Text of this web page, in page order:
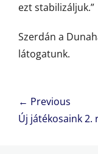
ezt stabilizáljuk.”
Szerdán a
látogatunk.
Bejegyzés
navigáció
← Previous
Previous
Új játékosaink 2.